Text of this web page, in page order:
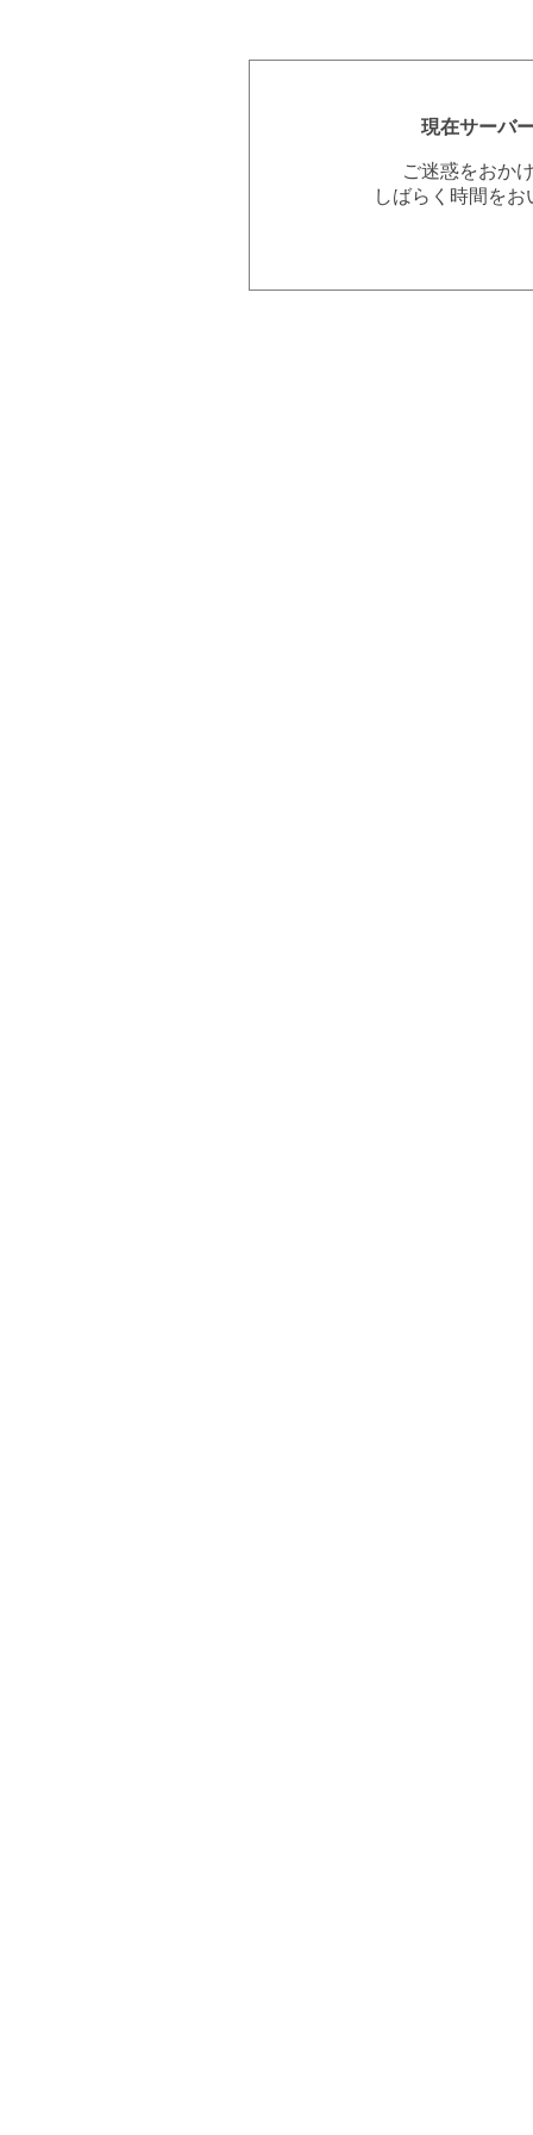
現在サーバ
ご迷惑をおか
しばらく時間を